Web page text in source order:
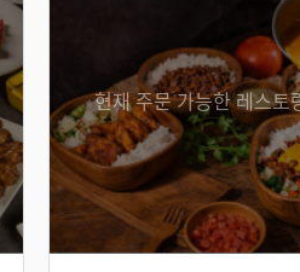
현재 주문 가능한 레스토